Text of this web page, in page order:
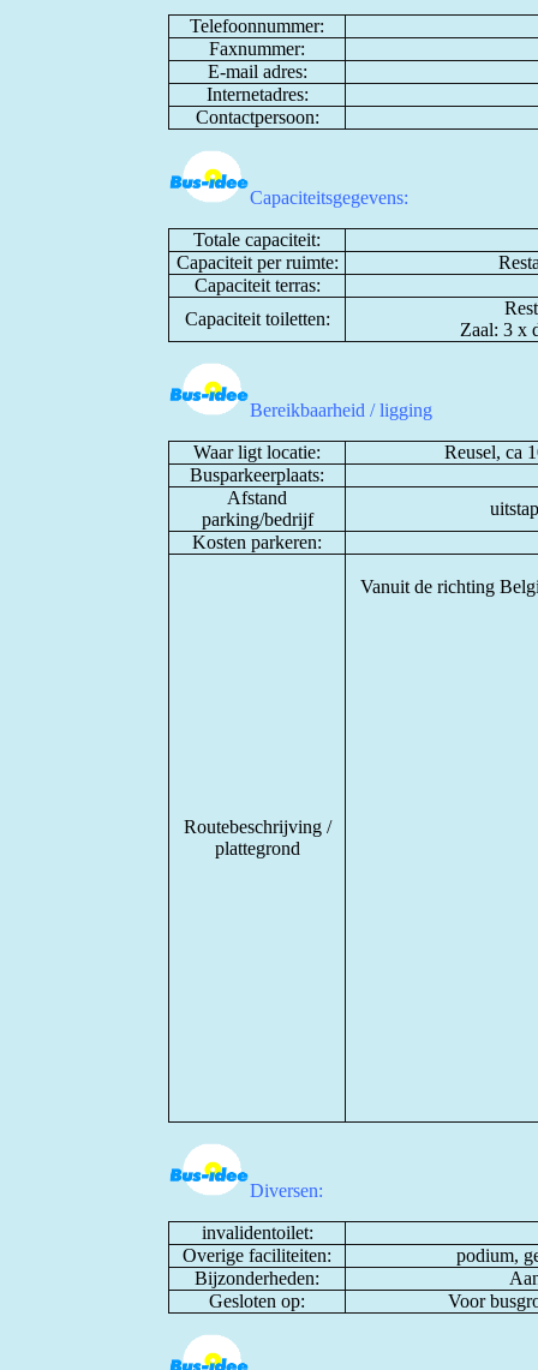
Telefoonnummer:
Faxnummer:
E-mail adres:
Internetadres:
Contactpersoon:
Capaciteitsgegevens:
Totale capaciteit:
Capaciteit per ruimte:
Capaciteit terras:
Capaciteit toiletten:
Zaal: 3 x
Bereikbaarheid / ligging
Waar ligt locatie:
Reusel, ca
Busparkeerplaats:
Afstand
parking/bedrijf
Kosten parkeren:
Routebeschrijving /
plattegrond
Vanuit de richting
Diversen:
invalidentoilet:
Overige faciliteiten:
podium,
Bijzonderheden:
Gesloten op:
Voor